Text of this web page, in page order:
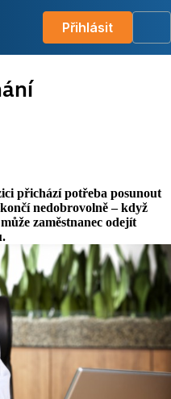
Přihlásit
přichází potřeba posunout
nedobrovolně – když
zaměstnanec odejít